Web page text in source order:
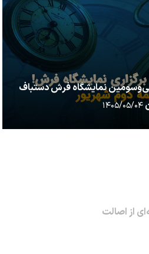
سی‌وسومین نمایشگاه فرش دستباف
۱۴۰۵/۰۵/۰۴
از اصالت